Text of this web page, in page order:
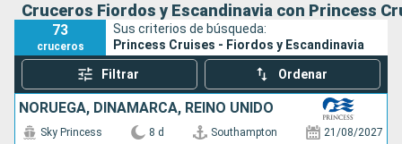
Cruceros Fiordos y Escandinavia con Princess
73
cruceros
Sus criterios de búsqueda:
Princess Cruises - Fiordos y Escandinavia
Filtrar Ordenar
NORUEGA, DINAMARCA, REINO UNIDO
Sky Princess 8 d Southampton 21/08/2027